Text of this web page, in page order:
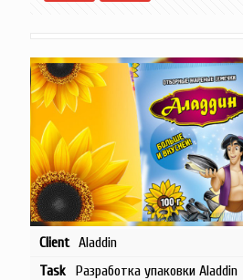
Client Aladdin
Task
Разработка упаковки Aladdin